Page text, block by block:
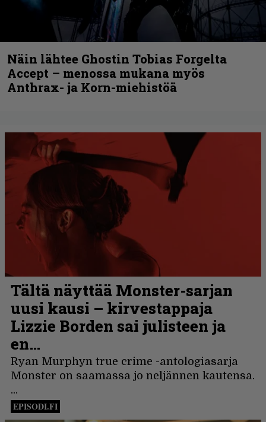
Näin lähtee Ghostin Tobias Forgelta
Accept – menossa mukana myös
Anthrax- ja Korn-miehistöä